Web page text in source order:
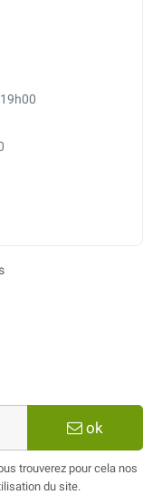
ok
trouverez pour cela nos
du site.